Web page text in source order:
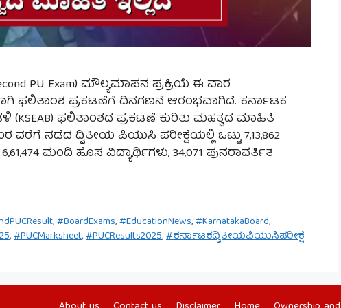
PU Exam) ಮೌಲ್ಯಮಾಪನ ಪ್ರಕ್ರಿಯೆ ಈ ವಾರ
ಫಲಿತಾಂಶ ಪ್ರಕಟಣೆಗೆ ದಿನಗಣನೆ ಆರಂಭವಾಗಿದೆ. ಕರ್ನಾಟಕ
ಫಲಿತಾಂಶದ ಪ್ರಕಟಣೆ ಕುರಿತು ಮಹತ್ವದ ಮಾಹಿತಿ
ನಡೆದ ದ್ವಿತೀಯ ಪಿಯುಸಿ ಪರೀಕ್ಷೆಯಲ್ಲಿ ಒಟ್ಟು 7,13,862
ಮಂದಿ ಹೊಸ ವಿದ್ಯಾರ್ಥಿಗಳು, 34,071 ಪುನರಾವರ್ತಿತ
,#BoardExams,#EducationNews,#KarnatakaBoard,
,#PUCMarksheet,#PUCResults2025,#ಕರ್ನಾಟಕದ್ವಿತೀಯಪಿಯುಸಿಪರೀಕ್ಷೆ